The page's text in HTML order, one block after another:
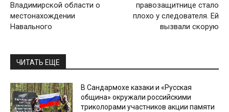
Владимирской области о
местонахождении
Навального
правозащитнице стало
плохо у следователя. Ей
вызвали скорую
ЧИТАТЬ ЕЩЕ
В Сандармохе казаки и «Русская
община» окружали российскими
триколорами участников акции памяти